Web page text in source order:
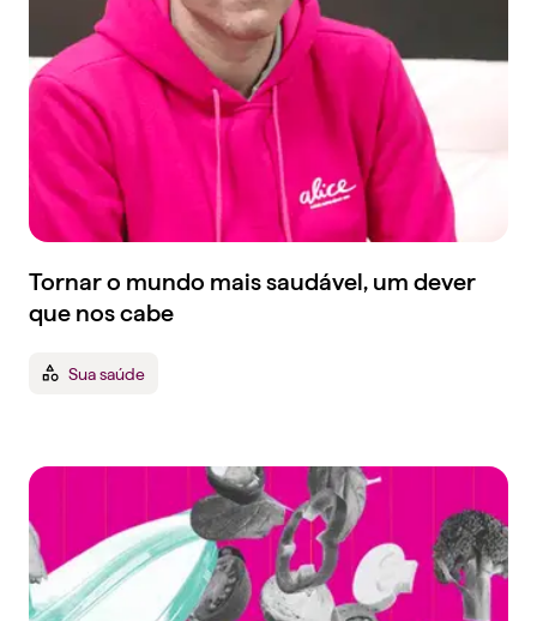
Tornar o mundo mais saudável, um dever
que nos cabe
Sua saúde